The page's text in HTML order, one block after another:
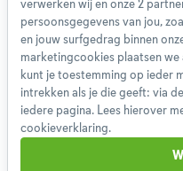
verwerken wij en onze 2
persoonsgegevens van jou,
en jouw surfgedrag binnen
marketingcookies plaatsen
kunt je toestemming op ieder
intrekken als je die geeft: via
iedere pagina. Lees hierover
cookieverklaring.